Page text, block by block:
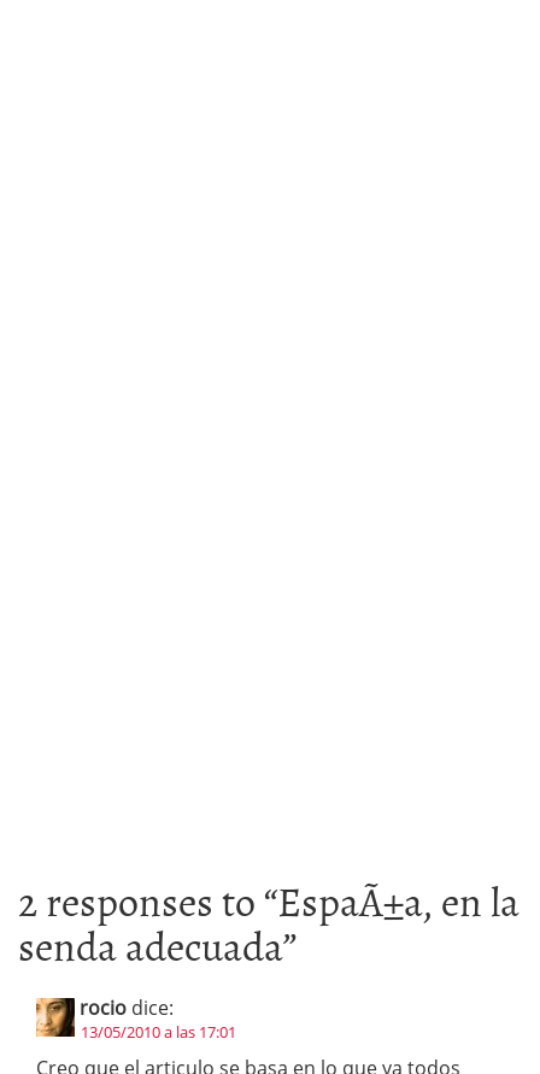
2 responses to “EspaÃ±a, en la
senda adecuada”
rocio dice:
13/05/2010 a las 17:01
Creo que el articulo se basa en lo que ya todos